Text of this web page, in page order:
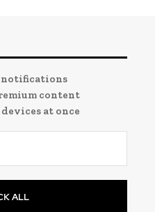
notifications
content
at once
ALL